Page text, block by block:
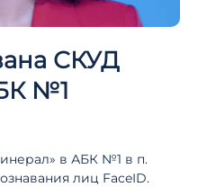
СКУД
№1
в АБК №1 в п.
лиц FaceID.